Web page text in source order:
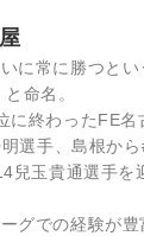
に常に勝つとい
命名。
に終わったFE名
選手、島根か
兒玉貴通選手を
グでの経験が